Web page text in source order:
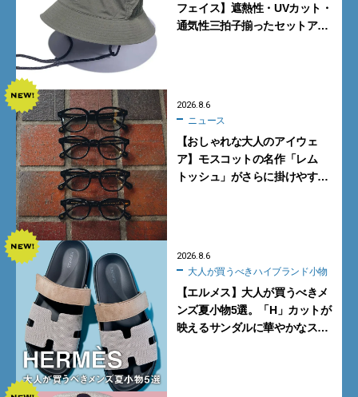
フェイス】遮熱性・UVカット・
通気性三拍子揃ったセットアッ
2026.8.6
ニュース
【おしゃれな大人のアイウェ
ア】モスコットの名作「レム
トッシュ」がさらに掛けやす
2026.8.6
大人が買うべきハイブランド小物
【エルメス】大人が買うべきメ
ンズ夏小物5選。「H」カットが
映えるサンダルに華やかなス